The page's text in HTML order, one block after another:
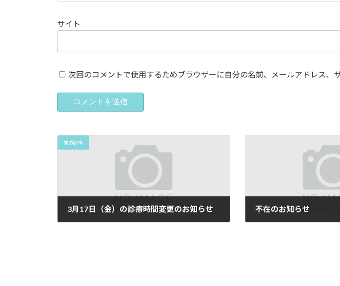
サイト
次回のコメントで使用するためブラウザーに自分の名前、メールアドレス、
前の記事
3月17日（金）の診療時間変更のお知らせ 不在のお知らせ